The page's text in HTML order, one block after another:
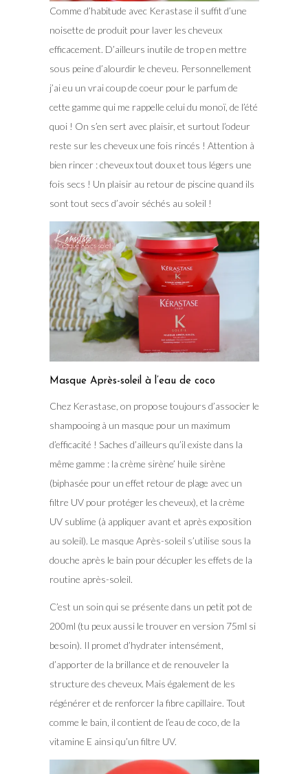
Comme d’habitude avec Kerastase il suffit d’une
noisette de produit pour laver les cheveux
efficacement. D’ailleurs inutile de trop en mettre
sous peine d’alourdir le cheveu. Personnellement
j’ai eu un vrai coup de coeur pour le parfum de
cette gamme qui me rappelle celui du monoï, de l’été
quoi ! On s’en sert avec plaisir, et surtout l’odeur
reste sur les cheveux une fois rincés ! Attention à
bien rincer : cheveux tout doux et tous légers une
fois secs ! Un plaisir au retour de piscine quand ils
sont tout secs d’avoir séchés au soleil !
Masque Après-soleil à l’eau de coco
Chez Kerastase, on propose toujours d’associer le
shampooing à un masque pour un maximum
d’efficacité ! Saches d’ailleurs qu’il existe dans la
même gamme : la crème sirène’ huile sirène
(biphasée pour un effet retour de plage avec un
filtre UV pour protéger les cheveux), et la crème
UV sublime (à appliquer avant et après exposition
au soleil). Le masque Après-soleil s’utilise sous la
douche après le bain pour décupler les effets de la
routine après-soleil.
C’est un soin qui se présente dans un petit pot de
200ml (tu peux aussi le trouver en version 75ml si
besoin). Il promet d’hydrater intensément,
d’apporter de la brillance et de renouveler la
structure des cheveux. Mais également de les
régénérer et de renforcer la fibre capillaire. Tout
comme le bain, il contient de l’eau de coco, de la
vitamine E ainsi qu’un filtre UV.